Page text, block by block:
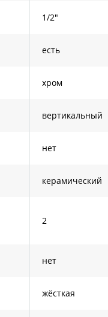
1/2"
есть
хром
вертикальный
нет
керамический
2
нет
жёсткая